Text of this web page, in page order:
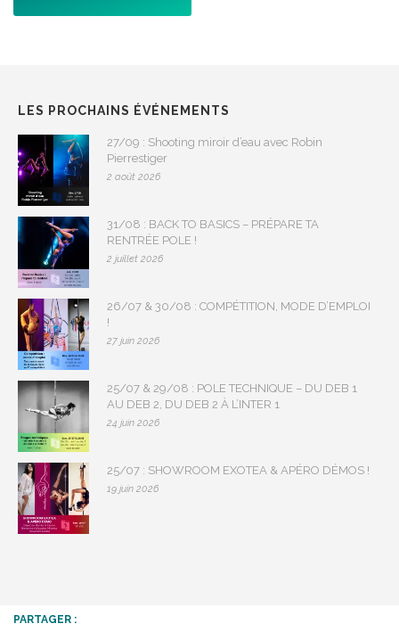
LES PROCHAINS ÉVÉNEMENTS
27/09 : Shooting miroir d’eau avec Robin
Pierrestiger
2 août 2026
31/08 : BACK TO BASICS – PRÉPARE TA
RENTRÉE POLE !
2 juillet 2026
26/07 & 30/08 : COMPÉTITION, MODE D’EMPLOI
!
27 juin 2026
25/07 & 29/08 : POLE TECHNIQUE – DU DEB 1
AU DEB 2, DU DEB 2 À L’INTER 1
24 juin 2026
25/07 : SHOWROOM EXOTEA & APÉRO DÉMOS !
19 juin 2026
PARTAGER :